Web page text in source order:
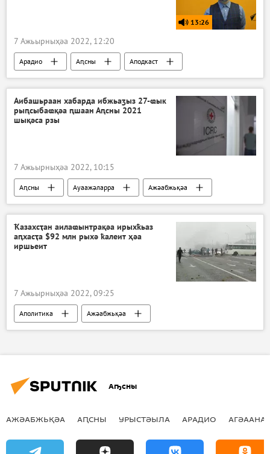
13:26
7 Ажьырныҳәа 2022, 12:20
Арадио Аԥсны Аподкаст
Аибашьраан хабарда ибжьаӡыз 27-ҩык
рыԥсыбаҩқәа ԥшаан Аԥсны 2021
шықәса рзы
7 Ажьырныҳәа 2022, 10:15
Аԥсны Ауаажәларра Ажәабжьқәа
Ҟазахсҭан аилаҩынтрақәа ирыхҟьаз
аԥхасҭа $92 млн рыхә ҟалеит ҳәа
иршьеит
7 Ажьырныҳәа 2022, 09:25
Аполитика Ажәабжьқәа
Аҧсны
АЖӘАБЖЬҚӘА АԤСНЫ УРЫСТӘЫЛА АРАДИО